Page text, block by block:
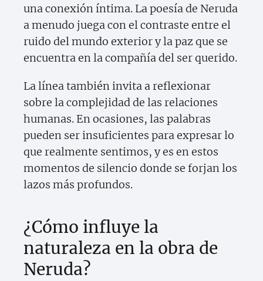
una conexión íntima. La poesía de Neruda
a menudo juega con el contraste entre el
ruido del mundo exterior y la paz que se
encuentra en la compañía del ser querido.
La línea también invita a reflexionar
sobre la complejidad de las relaciones
humanas. En ocasiones, las palabras
pueden ser insuficientes para expresar lo
que realmente sentimos, y es en estos
momentos de silencio donde se forjan los
lazos más profundos.
¿Cómo influye la
naturaleza en la obra de
Neruda?